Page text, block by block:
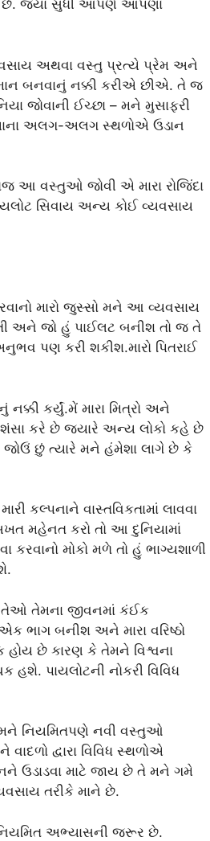
છે. જ્યાં સુધી આપણે આપણા
અથવા વસ્તુ પ્રત્યે પ્રેમ અને
બનવાનું નક્કી કરીએ છીએ. તે જ
જોવાની ઈચ્છા – મને મુસાફરી
અલગ-અલગ સ્થળોએ ઉડાન
આ વસ્તુઓ જોવી એ મારા રોજિંદા
સિવાય અન્ય કોઈ વ્યવસાય
મારો જુસ્સો મને આ વ્યવસાય
અને જો હું પાઈલટ બનીશ તો જ તે
પણ કરી શકીશ.મારો પિતરાઈ
કર્યું.મેં મારા મિત્રો અને
કરે છે જ્યારે અન્ય લોકો કહે છે
છું ત્યારે મને હંમેશા લાગે છે કે
કલ્પનાને વાસ્તવિકતામાં લાવવા
મહેનત કરો તો આ દુનિયામાં
મોકો મળે તો હું ભાગ્યશાળી
તેમના જીવનમાં કંઈક
ભાગ બનીશ અને મારા વરિષ્ઠો
છે કારણ કે તેમને વિશ્વના
હશે. પાયલોટની નોકરી વિવિધ
નિયમિતપણે નવી વસ્તુઓ
દ્વારા વિવિધ સ્થળોએ
ઉડાડવા માટે જાય છે તે મને ગમે
તરીકે માને છે.
અભ્યાસની જરૂર છે.